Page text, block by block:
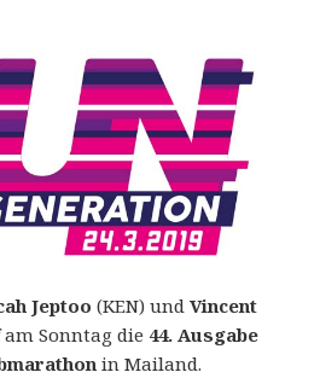
Jeptoo (KEN) undVincent
Sonntag die 44. Ausgabe
in Mailand.